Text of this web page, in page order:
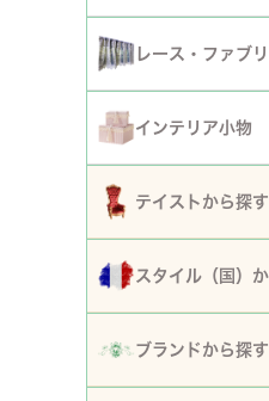
セット
シャンデリア・天井
ウォールデコレーシ
ガーデンファニチャ
ガーデン装飾・置物
噴水
ポスト
レース・ファブ
ティッシュボック
テーブルセンター・
カフェカーテン・カ
インテリア小物
ティッシュボックス
収納・ケース・ディ
テイストから探す
ロココ調家具
白家具・ホワイトイ
スタイル（国）
イタリア
ブランドから探す